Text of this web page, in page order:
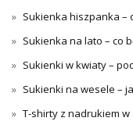
Sukienka hiszpanka –
Sukienka na lato – co
Sukienki w kwiaty –
Sukienki na wesele –
T-shirty z nadrukiem